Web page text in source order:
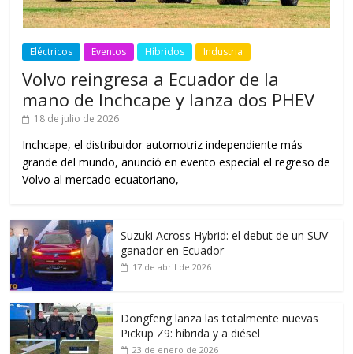
Eléctricos Eventos Híbridos Industria
Volvo reingresa a Ecuador de la
mano de Inchcape y lanza dos PHEV
18 de julio de 2026
Inchcape, el distribuidor automotriz independiente más
grande del mundo, anunció en evento especial el regreso de
Volvo al mercado ecuatoriano,
Suzuki Across Hybrid: el debut de un SUV
ganador en Ecuador
17 de abril de 2026
Dongfeng lanza las totalmente nuevas
Pickup Z9: híbrida y a diésel
23 de enero de 2026